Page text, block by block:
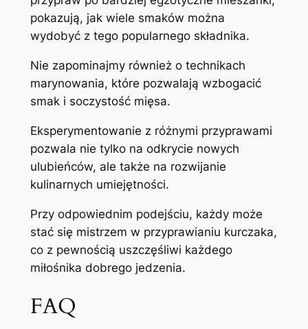
pokazują, jak wiele smaków można
wydobyć z tego popularnego składnika.
Nie zapominajmy również o technikach
marynowania, które pozwalają wzbogacić
smak i soczystość mięsa.
Eksperymentowanie z różnymi przyprawami
pozwala nie tylko na odkrycie nowych
ulubieńców, ale także na rozwijanie
kulinarnych umiejętności.
Przy odpowiednim podejściu, każdy może
stać się mistrzem w przyprawianiu kurczaka,
co z pewnością uszczęśliwi każdego
miłośnika dobrego jedzenia.
FAQ